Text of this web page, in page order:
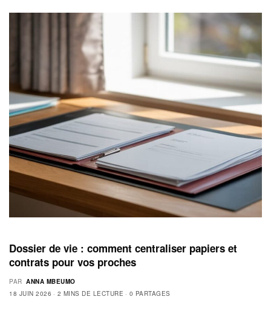
Dossier de vie : comment centraliser papiers et
contrats pour vos proches
PAR ANNA MBEUMO
18 JUIN 2026
2 MINS DE LECTURE 0 PARTAGES